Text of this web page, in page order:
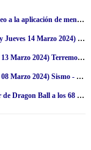
Telegram: Suspenden de forma definitiva el bloqueo a la aplicación de mensajería en España
Fuerte Sismo en El Salvador de Magnitud 4.3 (Hoy Jueves 14 Marzo 2024) Terremoto Temblor Epicentro - San Salvador - USGS
Temblor en Chile de Magnitud 5.1 (Hoy Miércoles 13 Marzo 2024) Terremoto Sismo Epicentro - Putre - Arica - Parinacota - ONEMI - SENAPRED [ACTUALIZADO]
Temblor en México de Magnitud 4.3 (Hoy Viernes 08 Marzo 2024) Sismo - Epicentro - Cintalapa - Chiapas - CHIS. - SSN - www·ssn·unam·mx
¡Adiós al maestro Akira Toriyama! Fallece creador de Dragon Ball a los 68 años